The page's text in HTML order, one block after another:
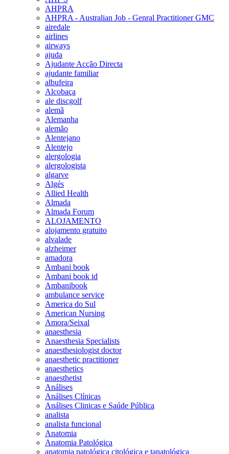
AHPRA
AHPRA - Australian Job - Genral Practitioner GMC
airedale
airlines
airways
ajuda
Ajudante Acção Directa
ajudante familiar
albufeira
Alcobaça
ale discgolf
alemã
Alemanha
alemão
Alentejano
Alentejo
alergologia
alergologista
algarve
Algés
Allied Health
Almada
Almada Forum
ALOJAMENTO
alojamento gratuito
alvalade
alzheimer
amadora
Ambani book
Ambani book id
Ambanibook
ambulance service
America do Sul
American Nursing
Amora/Seixal
anaesthesia
Anaesthesia Specialists
anaesthesiologist doctor
anaesthetic practitioner
anaesthetics
anaesthetist
Análises
Análises Clínicas
Análises Clinicas e Saúde Pública
analista
analista funcional
Anatomia
Anatomia Patológica
anatomia patológica citológica e tanatológica